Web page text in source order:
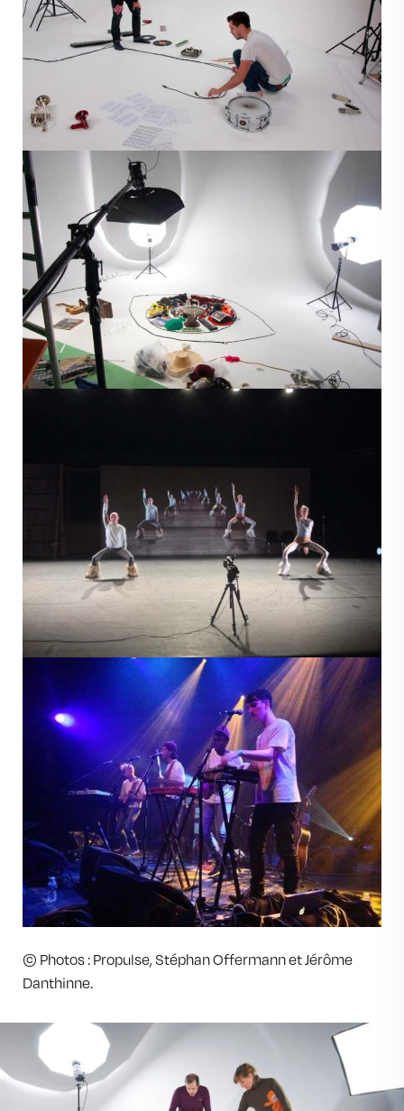
© Photos : Propulse, Stéphan Offermann et Jérôme
Danthinne.